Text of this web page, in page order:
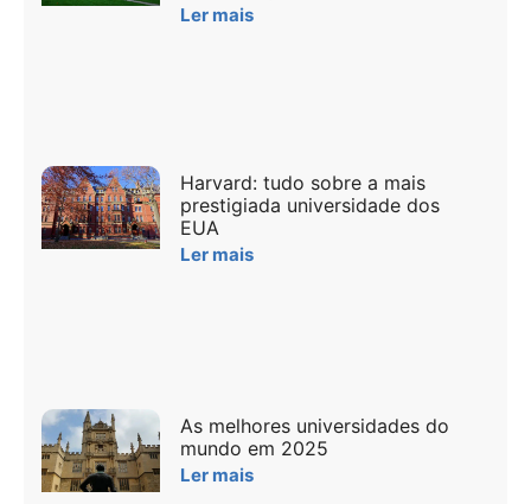
Ler mais
Harvard: tudo sobre a mais
prestigiada universidade dos
EUA
Ler mais
As melhores universidades do
mundo em 2025
Ler mais